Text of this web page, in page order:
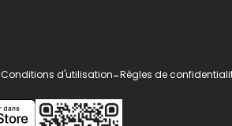
Conditions d'utilisation-Règles de